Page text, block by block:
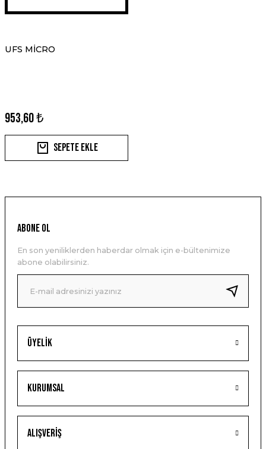
UFS MİCRO
953,60 ₺
Sepete Ekle
Üyelik
Kurumsal
Alışveriş
ABONE OL
En son yeniliklerden haberdar olmak için e-bültenimize
abone olabilirsiniz.